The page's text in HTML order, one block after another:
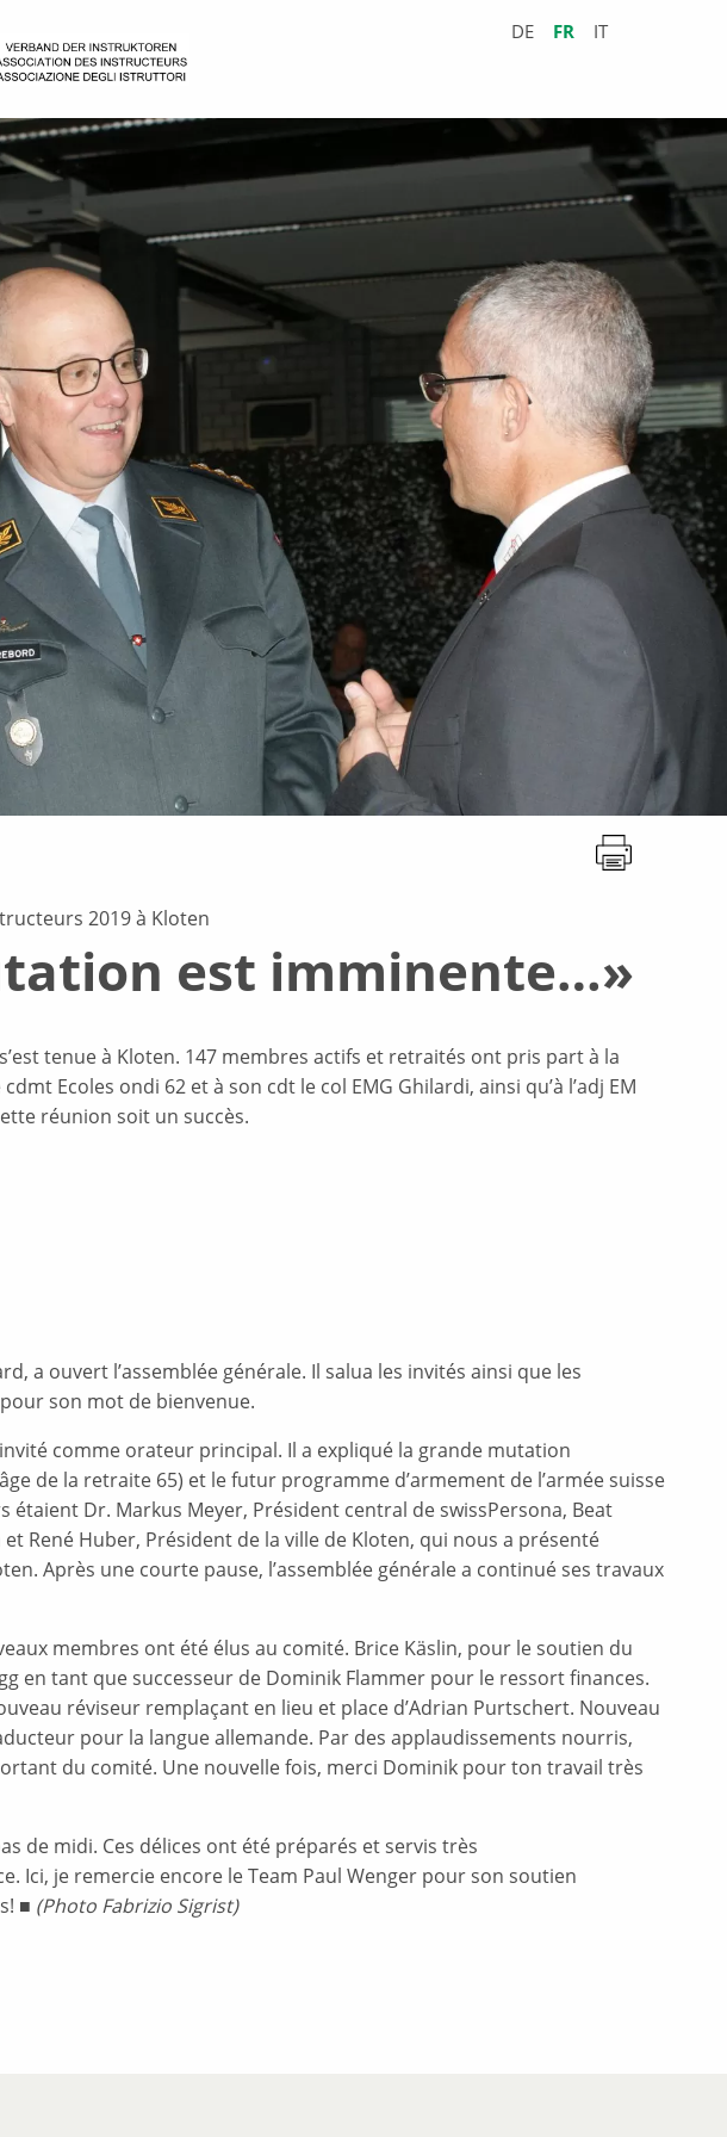
DE FR IT
2019 à Kloten
est imminente…»
tenue à Kloten. 147 membres actifs et retraités ont pris part à la
Ecoles ondi 62 et à son cdt le col EMG Ghilardi, ainsi qu’à l’adj EM
réunion soit un succès.
a ouvert l’assemblée générale. Il salua les invités ainsi que les
son mot de bienvenue.
invité comme orateur principal. Il a expliqué la grande mutation
de la retraite 65) et le futur programme d’armement de l’armée suisse
Dr. Markus Meyer, Président central de swissPersona, Beat
René Huber, Président de la ville de Kloten, qui nous a présenté
Après une courte pause, l’assemblée générale a continué ses travaux
membres ont été élus au comité. Brice Käslin, pour le soutien du
en tant que successeur de Dominik Flammer pour le ressort finances.
réviseur remplaçant en lieu et place d’Adrian Purtschert. Nouveau
pour la langue allemande. Par des applaudissements nourris,
du comité. Une nouvelle fois, merci Dominik pour ton travail très
de midi. Ces délices ont été préparés et servis très
Ici, je remercie encore le Team Paul Wenger pour son soutien
■ (Photo Fabrizio Sigrist)